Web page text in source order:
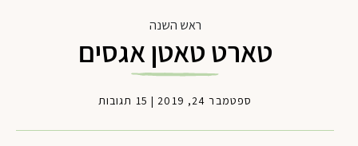
ראש השנה
טארט טאטן אגסים
ספטמבר 24, 2019 |15 תגובות